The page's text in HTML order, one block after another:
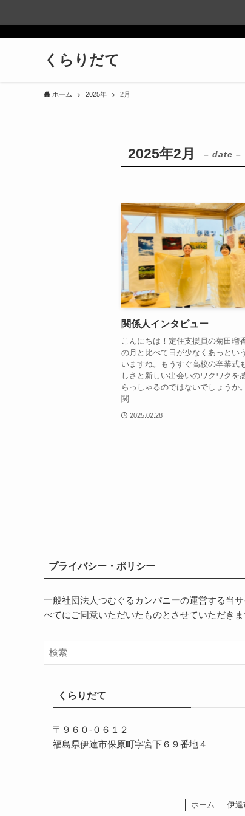
くらりだて
ホーム 2025年 2月
2025年2月 – date –
関係人インタビュー
こんにちは！定住支援員の菊田瑠
の月と比べて日が少なくあっとい
いますね。もうすぐ高校の卒業式
しさと新しい出会いのワクワクを
らっしゃるのではないでしょうか
関...
2025.02.28
プライバシー・ポリシー
一般社団法人つむぐるカンパニーの運営する当
べてにご同意いただいたものとさせていただきま
くらりだて
〒９６０-０６１２
福島県伊達市保原町字宮下６９番地４
ホーム 伊達